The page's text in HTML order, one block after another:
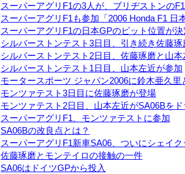
スーパーアグリF1の3人が、ブリヂストンの
スーパーアグリF1も参加「2006 Honda F1 日
スーパーアグリF1の日本GPのピット位置が決
シルバーストンテスト3日目、引き続き佐藤
シルバーストンテスト2日目、佐藤琢磨と山
シルバーストンテスト1日目、山本左近が参加
モータースポーツ ジャパン2006に鈴木亜久
モンツァテスト3日目に佐藤琢磨が登場
モンツァテスト2日目、山本左近がSA06Bを
スーパーアグリF1、モンツァテストに参加
SA06Bの改良点とは？
スーパーアグリF1新車SA06、ついにシェイ
佐藤琢磨とモンテイロの接触の一件
SA06はドイツGPから投入